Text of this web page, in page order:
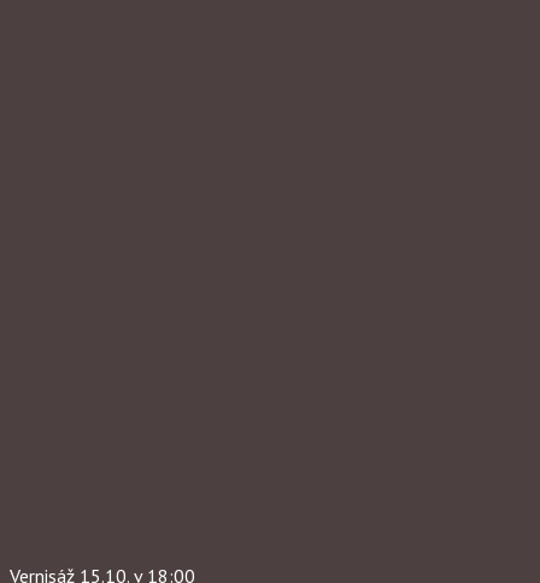
Vernisáž 15.10. v 18:00